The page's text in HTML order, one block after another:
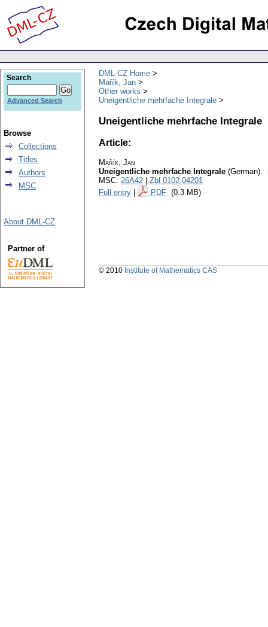
DML-CZ Home
Mařík, Jan
Other works
Uneigentliche mehrfache Integrale
Uneigentliche mehrfache Integrale
Article:
Mařík, Jan
Uneigentliche mehrfache Integrale (German).
MSC: 26A42
Zbl 0102.04201
Full entry
PDF (0.3 MB)
Search
Advanced Search
Browse
Collections
Titles
Authors
MSC
About DML-CZ
Partner of
© 2010 Institute of Mathematics CAS